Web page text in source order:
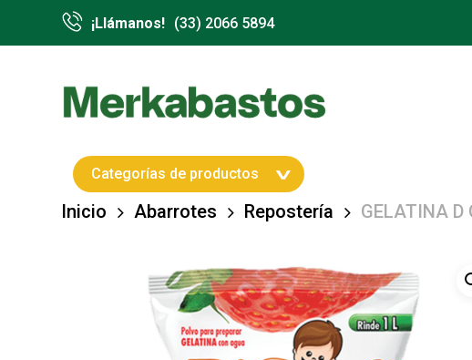
¡Llámanos! (33) 2066 5894
Hit enter to search or ESC to close
Categorías de productos
Inicio Abarrotes Repostería GELATINA D